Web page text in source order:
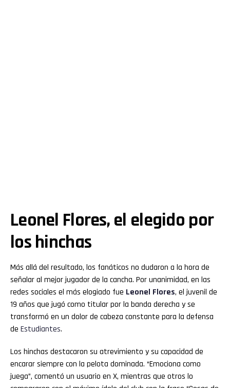
Leonel Flores, el elegido por
los hinchas
Más allá del resultado, los fanáticos no dudaron a la hora de
señalar al mejor jugador de la cancha. Por unanimidad, en las
redes sociales el más elogiado fue Leonel Flores, el juvenil de
19 años que jugó como titular por la banda derecha y se
transformó en un dolor de cabeza constante para la defensa
de Estudiantes.
Los hinchas destacaron su atrevimiento y su capacidad de
encarar siempre con la pelota dominada. “Emociona como
juega”, comentó un usuario en X, mientras que otros lo